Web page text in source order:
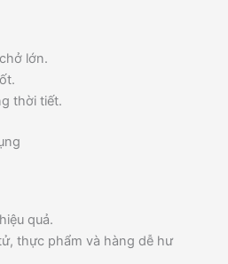
lớn.
thời tiết.
quả.
thực phẩm và hàng dễ hư